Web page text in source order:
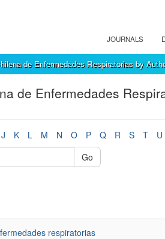
JOURNALS
de Enfermedades Respiratorias by
de Enfermedades
J K L M N O P Q R S T U
Go
respiratorias